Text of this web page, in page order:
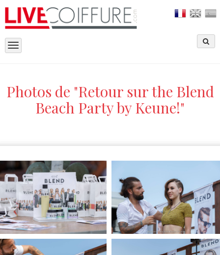
Toggle
Photos de "Retour sur the Blend
Beach Party by Keune!"